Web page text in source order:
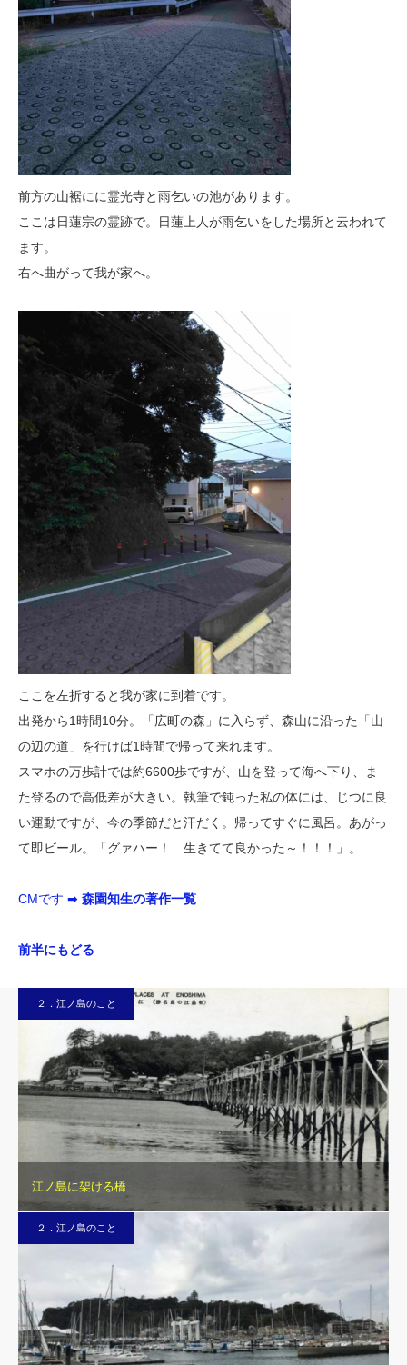
前方の山裾にに霊光寺と雨乞いの池があります。
ここは日蓮宗の霊跡で。日蓮上人が雨乞いをした場所と云われて
ます。
右へ曲がって我が家へ。
ここを左折すると我が家に到着です。
出発から1時間10分。「広町の森」に入らず、森山に沿った「山
の辺の道」を行けば1時間で帰って来れます。
スマホの万歩計では約6600歩ですが、山を登って海へ下り、ま
た登るので高低差が大きい。執筆で鈍った私の体には、じつに良
い運動ですが、今の季節だと汗だく。帰ってすぐに風呂。あがっ
て即ビール。「グァハー！ 生きてて良かった～！！！」。
CMです ➡ 森園知生の著作一覧
前半にもどる
２．江ノ島のこと
江ノ島に架ける橋
２．江ノ島のこと